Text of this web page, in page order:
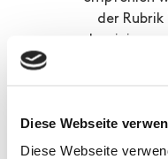
Diese Webseite
Diese Webseite
der Rubrik
dominieren
Currys über
Kebab ist